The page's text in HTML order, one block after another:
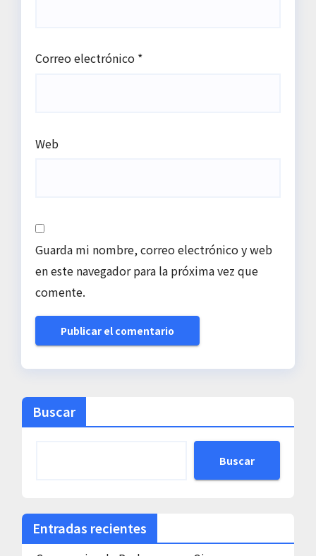
Correo electrónico *
Web
Guarda mi nombre, correo electrónico y web
en este navegador para la próxima vez que
comente.
Buscar
Buscar
Entradas recientes